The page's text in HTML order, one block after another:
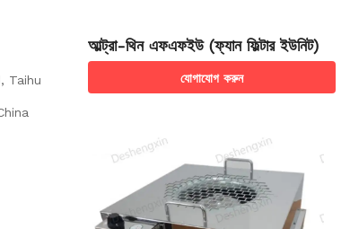
Taihu
আল্ট্রা-থিন এফএফইউ (ফ্যান ফিল্টার ইউনিট)
যোগাযোগ করুন